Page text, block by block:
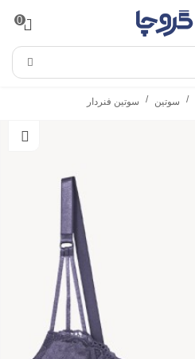
0
/ سوتین / سوتین فنردار